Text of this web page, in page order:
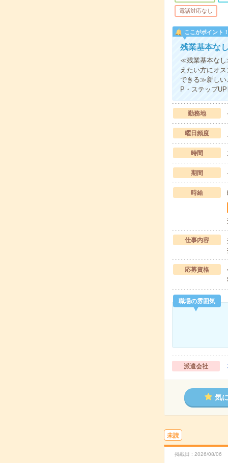
電話対応なし
ここがポイント
残業基本な
≪残業基本なし
えたい方にオ
できる≫新しい
P・ステップ
勤務地
曜日頻度
時間
期間
時給
仕事内容
応募資格
職場の雰囲気
派遣会社
気
未読
掲載日 2026/08/06